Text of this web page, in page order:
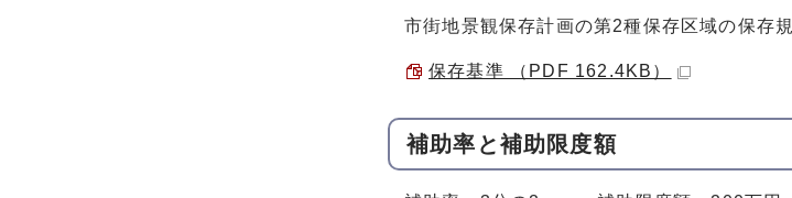
市街地景観保存計画の第2種保存区域の保存
保存基準 （PDF 162.4KB）
補助率と補助限度額